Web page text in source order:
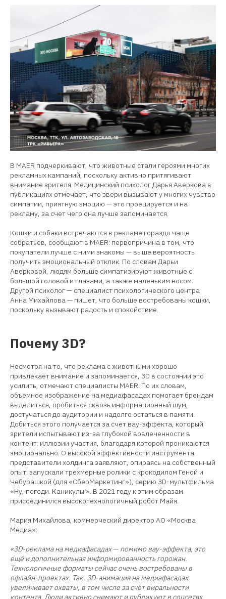
В MAER подчеркивают, что животные стали героями многих
рекламных кампаний, поскольку активно притягивают
внимание зрителя. Медицинский психолог Дарья Аверкова в
публикациях отмечает, что звери вызывают у многих чувство
симпатии, приятную эмоцию — это проецируется и на
рекламу, за счет чего она лучше запоминается.
Кошки и собаки встречаются в рекламе гораздо чаще
собратьев, сообщают в MAER: первопричина в том, что
покупатели лучше с ними знакомы — выше вероятность
получить эмоциональный отклик. По словам Дарьи
Аверковой, людям больше симпатизируют животные с
большой головой и глазами, а также маленьким носом.
Другой психолог — специалист психологического центра
Анна Михайлова — пишет, что больше востребованы кошки,
поскольку вызывают радость и спокойствие.
Почему 3D?
Несмотря на то, что реклама с животными хорошо
привлекает внимание и запоминается, 3D в состоянии это
усилить, отмечают специалисты MAER. По их словам,
объемное изображение на медиафасадах помогает брендам
выделиться, пробиться сквозь информационный шум,
достучаться до аудитории и надолго остаться в памяти.
Добиться этого получается за счет вау-эффекта, который
зрители испытывают из-за глубокой вовлеченности в
контент: иллюзии участия, благодаря которой проникаются
эмоционально. О высокой эффективности инструмента
представители холдинга заявляют, опираясь на собственный
опыт: запускали трехмерные ролики с крокодилом Геной и
Чебурашкой (для «СберМаркетинг»), серию 3D-мультфильма
«Ну, погоди. Каникулы!». В 2021 году к этим образам
присоединился высокотехнологичный робот Майя.
Мария Михайлова, коммерческий директор АО «Москва
Медиа»:
«3D-реклама на медиафасадах— помимо вау-эффекта, это
ещё и дополнительная информированность горожан.
Технологичные форматы сейчас очень востребованы в
офлайн-проектах. Так, 3D-анимация на медиафасадах
увеличивает охваты, в том числе за счёт виральности
контента. Люди активно снимают и публикуют в соцсетях